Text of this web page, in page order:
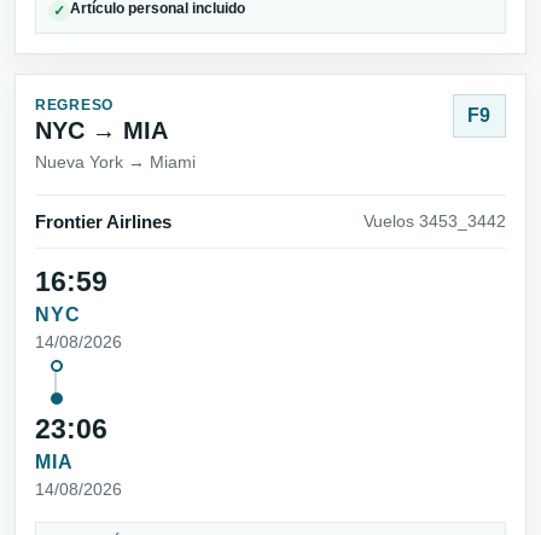
✓ Artículo personal incluido
REGRESO
NYC → MIA
Nueva York → Miami
F9
Frontier Airlines Vuelos 3453_3442
16:59
NYC
14/08/2026
23:06
MIA
14/08/2026